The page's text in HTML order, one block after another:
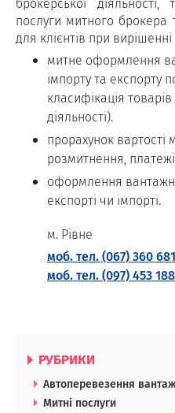
послуги митного брокера
для клієнтів при
митне оформлення
імпорту та експорту
класифікація
діяльності).
прорахунок вартості
розмитнення,
оформлення
експорті чи імпорті.
м. Рівне
моб. тел. (067) 360
моб. тел. (097) 453
РУБРИКИ
Автоперевезення
Митні послуги